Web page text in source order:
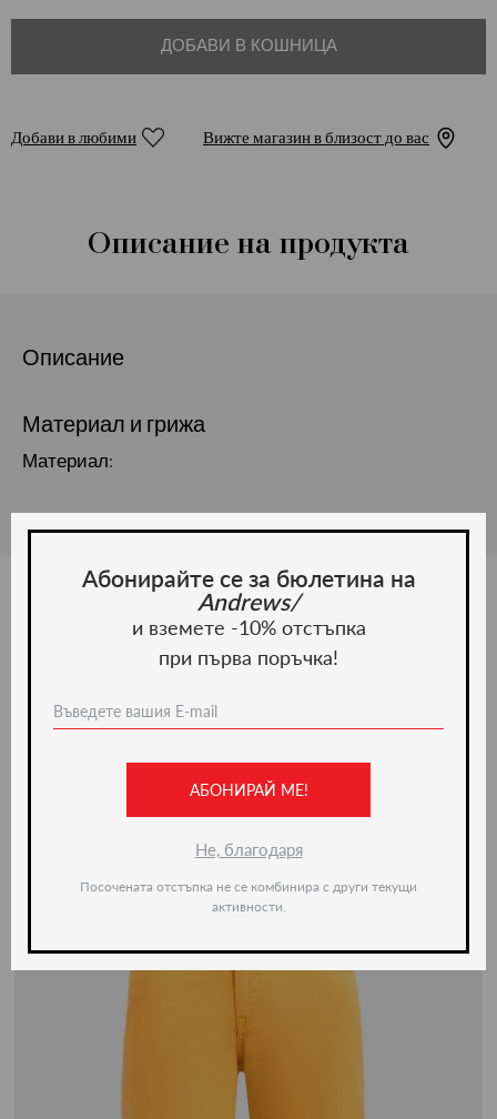
ДОБАВИ В КОШНИЦА
Добави в любими Вижте магазин в близост до вас
Описание на продукта
Описание
Материал и грижа
Материал:
Ние препоръчваме
-50%
Абонирайте се за бюлетина на
Andrews/
и вземете -10% отстъпка
при първа поръчка!
АБОНИРАЙ МЕ!
Не, благодаря
Посочената отстъпка не се комбинира с други текущи
активности.